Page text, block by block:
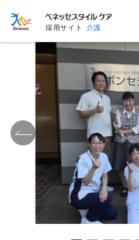
採用サイト 介護